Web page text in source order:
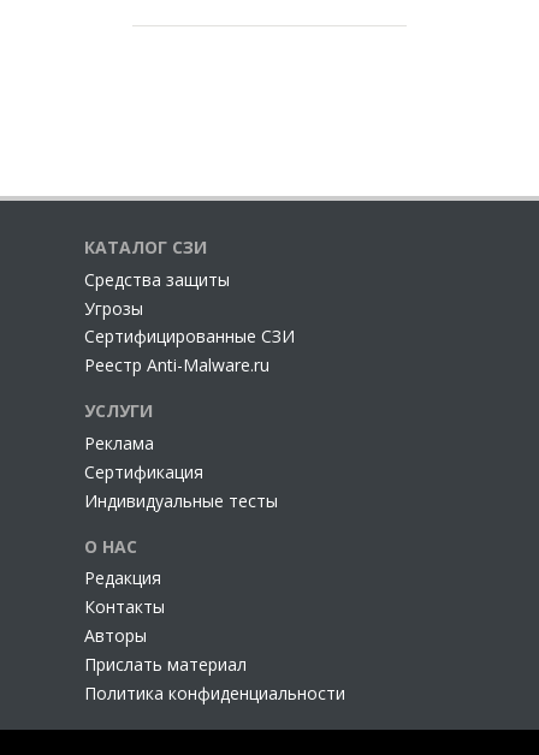
КАТАЛОГ СЗИ
Cредства защиты
Угрозы
Сертифицированные СЗИ
Реестр Anti-Malware.ru
УСЛУГИ
Реклама
Сертификация
Индивидуальные тесты
О НАС
Редакция
Контакты
Авторы
Прислать материал
Политика конфиденциальности